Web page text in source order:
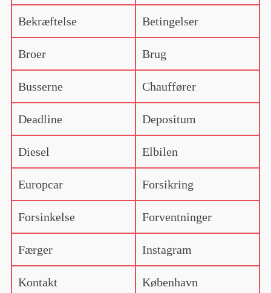
Bekræftelse Betingelser
Broer Brug
Busserne Chauffører
Deadline Depositum
Diesel Elbilen
Europcar Forsikring
Forsinkelse Forventninger
Færger Instagram
Kontakt København